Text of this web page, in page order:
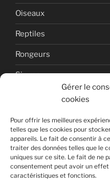
Gérer le
cookies
Pour offrir les meilleures
telles que les cookies pour
appareils. Le fait de consentir à
traiter des données telles que le
uniques sur ce site. Le fait de ne
consentement peut avoir un
caractéristiques et fonctions.
Oiseaux
Reptiles
Rongeurs
Singes
Volcan